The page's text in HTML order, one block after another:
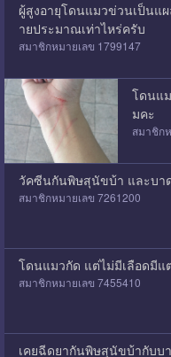
ผู้สูงอายุโดนแมวข่วนเป็นแ
ายประมาณเท่าไหร่ครับ
สมาชิกหมายเลข 1799147
โดนแ
มคะ
สมาชิก
วัคซีนกันพิษสุนัขบ้า และบา
สมาชิกหมายเลข 7261200
โดนแมวกัด แต่ไม่มีเลือดมีแ
สมาชิกหมายเลข 7455410
เคยฉีดยากันพิษสุนัขบ้ากับ